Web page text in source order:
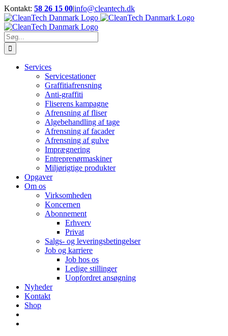
Skip
to
content
Kontakt: 58 26 15 00|info@cleantech.dk
Facebook
LinkedIn
YouTube
Søg
efter:
Services
Servicestationer
Graffitiafrensning
Anti-graffiti
Fliserens kampagne
Afrensning af fliser
Algebehandling af tage
Afrensning af facader
Afrensning af gulve
Imprægnering
Entreprenørmaskiner
Miljørigtige produkter
Opgaver
Om os
Virksomheden
Koncernen
Abonnement
Erhverv
Privat
Salgs- og leveringsbetingelser
Job og karriere
Job hos os
Ledige stillinger
Uopfordret ansøgning
Nyheder
Kontakt
Shop